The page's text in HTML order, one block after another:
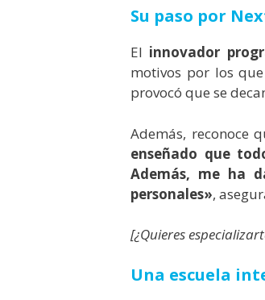
Su paso por
El innovador
motivos por los
provocó que se
Además, reconoce
enseñado que
Además, me ha
personales»,
[¿Quieres
Una escuela